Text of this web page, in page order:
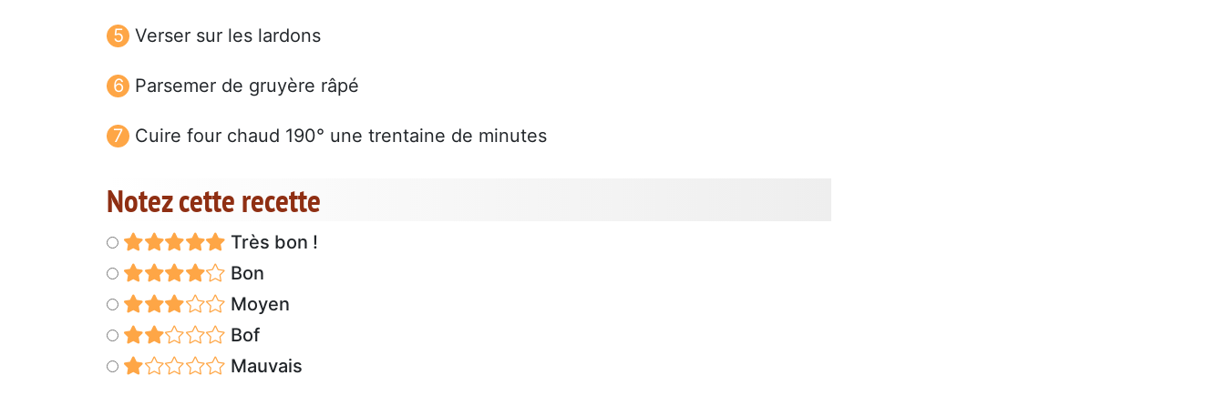
Verser sur les lardons
Parsemer de gruyère râpé
Cuire four chaud 190° une trentaine de minutes
Notez cette recette
Très bon !
Bon
Moyen
Bof
Mauvais